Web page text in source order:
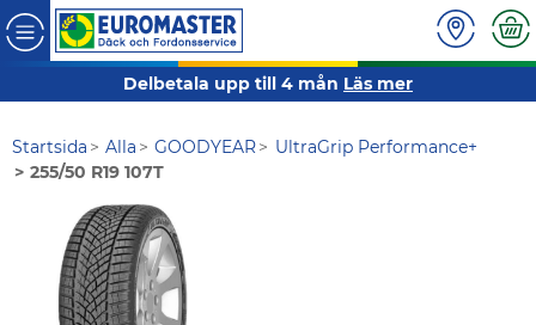
Delbetala upp till 4 mån Läs mer
Startsida Alla GOODYEAR
UltraGrip Performance+
255/50 R19 107T